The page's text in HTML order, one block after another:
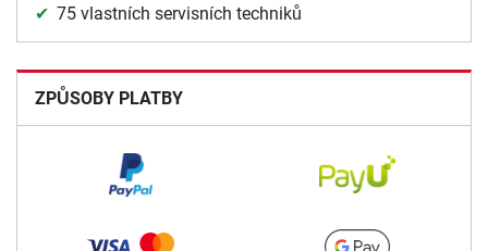
75 vlastních servisních techniků
ZPŮSOBY PLATBY